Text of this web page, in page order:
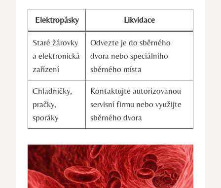
Elektropásky Likvidace
Staré žárovky
a elektronická
zařízení
Odvezte je do sběrného
dvora nebo speciálního
sběrného místa
Chladničky,
pračky,
sporáky
Kontaktujte autorizovanou
servisní firmu nebo využijte
sběrného dvora